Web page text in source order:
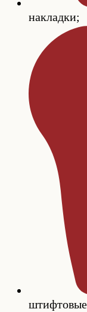
накладки;